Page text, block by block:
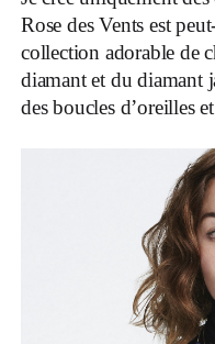
Rose des Vents est
collection adorable de
diamant et du diamant
des boucles d’oreilles